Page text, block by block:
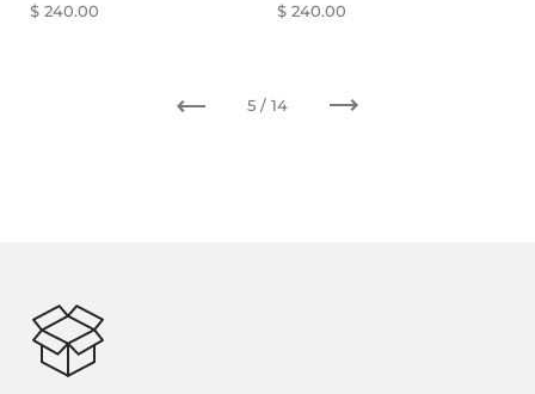
$ 240.00 $ 240.00
Anterior5 / 14 Siguiente